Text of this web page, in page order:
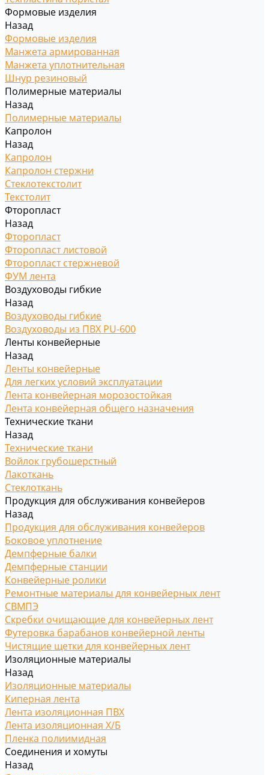
Формовые изделия
Назад
Формовые изделия
Манжета армированная
Манжета уплотнительная
Шнур резиновый
Полимерные материалы
Назад
Полимерные материалы
Капролон
Назад
Капролон
Капролон стержни
Стеклотекстолит
Текстолит
Фторопласт
Назад
Фторопласт
Фторопласт листовой
Фторопласт стержневой
ФУМ лента
Воздуховоды гибкие
Назад
Воздуховоды гибкие
Воздуховоды из ПВХ PU-600
Ленты конвейерные
Назад
Ленты конвейерные
Для легких условий эксплуатации
Лента конвейерная морозостойкая
Лента конвейерная общего назначения
Технические ткани
Назад
Технические ткани
Войлок грубошерстный
Лакоткань
Стеклоткань
Продукция для обслуживания конвейеров
Назад
Продукция для обслуживания конвейеров
Боковое уплотнение
Демпферные балки
Демпферные станции
Конвейерные ролики
Ремонтные материалы для конвейерных лент
СВМПЭ
Скребки очищающие для конвейерных лент
Футеровка барабанов конвейерной ленты
Чистящие щетки для конвейерных лент
Изоляционные материалы
Назад
Изоляционные материалы
Киперная лента
Лента изоляционная ПВХ
Лента изоляционная Х/Б
Пленка полиимидная
Соединения и хомуты
Назад